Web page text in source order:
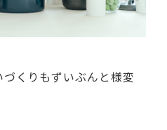
くりもずいぶんと様変